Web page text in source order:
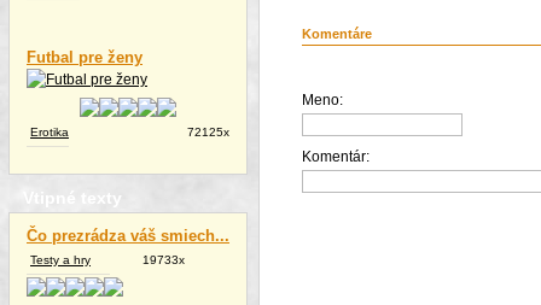
Futbal pre ženy
Erotika 72125x
Vtipné texty
Čo prezrádza váš smiech...
Testy a hry 19733x
Komentáre
Meno:
Komentár: